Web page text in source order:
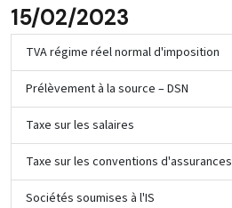
15/02/2023
TVA régime réel normal d'imposition
Prélèvement à la source – DSN
Taxe sur les salaires
Taxe sur les conventions d'assurances
Sociétés soumises à l'IS